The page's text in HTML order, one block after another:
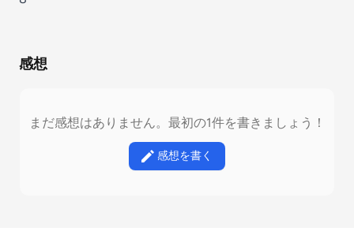
感想
まだ感想はありません。最初の1件を書きましょう！
感想を書く